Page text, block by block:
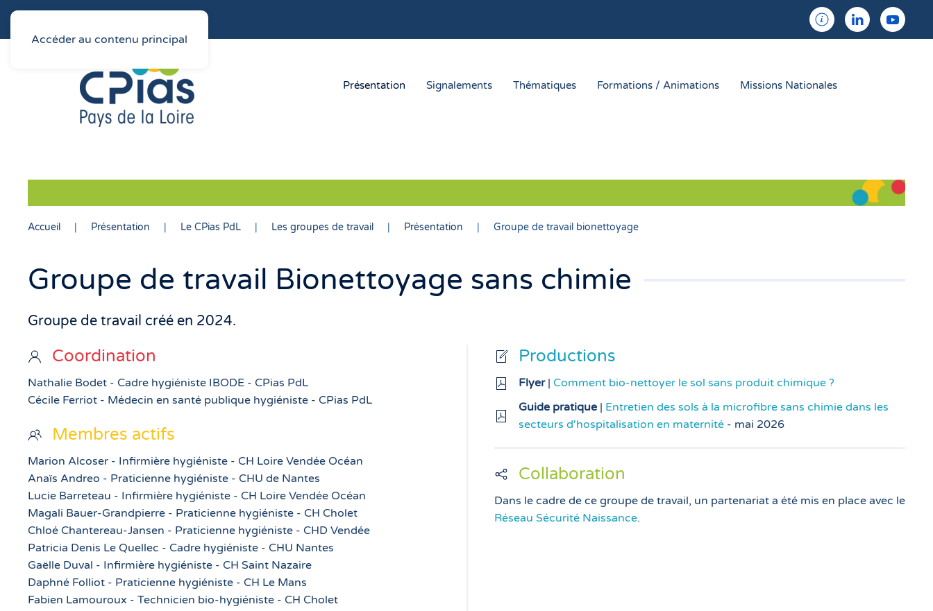
Accéder au contenu principal
Présentation Signalements Thématiques Formations / Animations Missions Nationales
Accueil Présentation Le CPias PdL Les groupes de travail Présentation Groupe de travail bionettoyage
Groupe de travail Bionettoyage sans chimie
Groupe de travail créé en 2024.
Coordination
Nathalie Bodet - Cadre hygiéniste IBODE - CPias PdL
Cécile Ferriot - Médecin en santé publique hygiéniste - CPias PdL
Membres actifs
Marion Alcoser - Infirmière hygiéniste - CH Loire Vendée Océan
Anaïs Andreo - Praticienne hygiéniste - CHU de Nantes
Lucie Barreteau - Infirmière hygiéniste - CH Loire Vendée Océan
Magali Bauer-Grandpierre - Praticienne hygiéniste - CH Cholet
Chloé Chantereau-Jansen - Praticienne hygiéniste - CHD Vendée
Patricia Denis Le Quellec - Cadre hygiéniste - CHU Nantes
Gaëlle Duval - Infirmière hygiéniste - CH Saint Nazaire
Daphné Folliot - Praticienne hygiéniste - CH Le Mans
Fabien Lamouroux - Technicien bio-hygiéniste - CH Cholet
Productions
Flyer| Comment bio-nettoyer le sol sans produit chimique ?
Guide pratique | Entretien des sols à la microfibre sans chimie dans les
secteurs d'hospitalisation en maternité - mai 2026
Collaboration
Dans le cadre de ce groupe de travail, un partenariat a été mis en place avec le
Réseau Sécurité Naissance.